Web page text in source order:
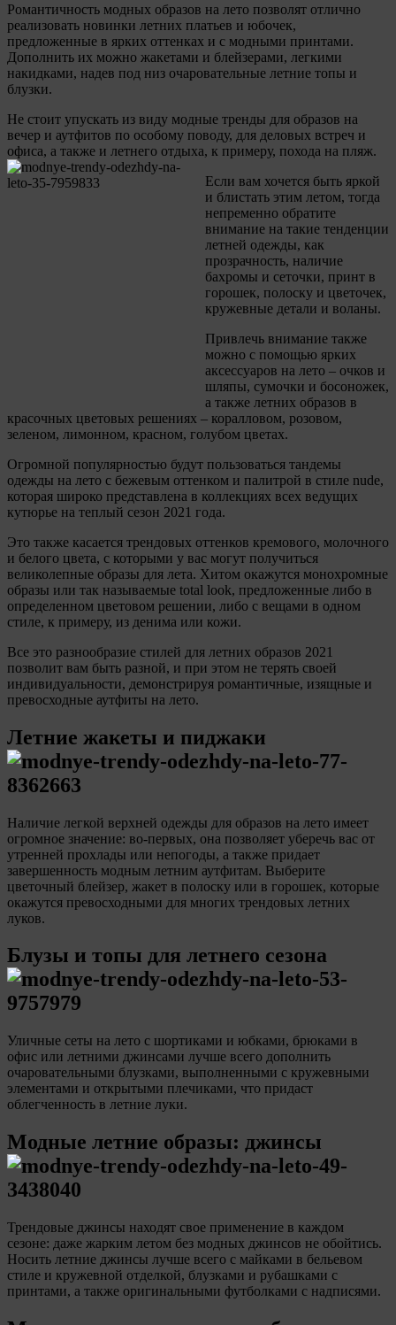
Романтичность модных образов на лето позволят отлично
реализовать новинки летних платьев и юбочек,
предложенные в ярких оттенках и с модными принтами.
Дополнить их можно жакетами и блейзерами, легкими
накидками, надев под низ очаровательные летние топы и
блузки.
Не стоит упускать из виду модные тренды для образов на
вечер и аутфитов по особому поводу, для деловых встреч и
офиса, а также и летнего отдыха, к примеру, похода на пляж.
Если вам хочется быть яркой
и блистать этим летом, тогда
непременно обратите
внимание на такие тенденции
летней одежды, как
прозрачность, наличие
бахромы и сеточки, принт в
горошек, полоску и цветочек,
кружевные детали и воланы.
Привлечь внимание также
можно с помощью ярких
аксессуаров на лето – очков и
шляпы, сумочки и босоножек,
а также летних образов в
красочных цветовых решениях – коралловом, розовом,
зеленом, лимонном, красном, голубом цветах.
Огромной популярностью будут пользоваться тандемы
одежды на лето с бежевым оттенком и палитрой в стиле nude,
которая широко представлена в коллекциях всех ведущих
кутюрье на теплый сезон 2021 года.
Это также касается трендовых оттенков кремового, молочного
и белого цвета, с которыми у вас могут получиться
великолепные образы для лета. Хитом окажутся монохромные
образы или так называемые total look, предложенные либо в
определенном цветовом решении, либо с вещами в одном
стиле, к примеру, из денима или кожи.
Все это разнообразие стилей для летних образов 2021
позволит вам быть разной, и при этом не терять своей
индивидуальности, демонстрируя романтичные, изящные и
превосходные аутфиты на лето.
Летние жакеты и пиджаки
Наличие легкой верхней одежды для образов на лето имеет
огромное значение: во-первых, она позволяет уберечь вас от
утренней прохлады или непогоды, а также придает
завершенность модным летним аутфитам. Выберите
цветочный блейзер, жакет в полоску или в горошек, которые
окажутся превосходными для многих трендовых летних
луков.
Блузы и топы для летнего сезона
Уличные сеты на лето с шортиками и юбками, брюками в
офис или летними джинсами лучше всего дополнить
очаровательными блузками, выполненными с кружевными
элементами и открытыми плечиками, что придаст
облегченность в летние луки.
Модные летние образы: джинсы
Трендовые джинсы находят свое применение в каждом
сезоне: даже жарким летом без модных джинсов не обойтись.
Носить летние джинсы лучше всего с майками в бельевом
стиле и кружевной отделкой, блузками и рубашками с
принтами, а также оригинальными футболками с надписями.